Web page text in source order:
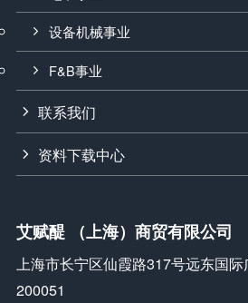
设备机械事业
F&B事业
联系我们
资料下载中心
艾赋醍 （上海）商贸有限公司
上海市长宁区仙霞路317号远东国
200051